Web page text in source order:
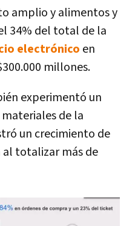
amplio y alimentos y
34% del total de la
electrónico en
millones.
experimentó un
de la
un crecimiento de
al totalizar más de